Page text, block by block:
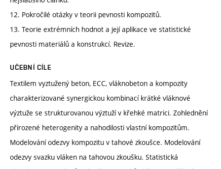
12. Pokročilé otázky v teorii pevnosti kompozitů.
13. Teorie extrémních hodnot a její aplikace ve statistické
pevnosti materiálů a konstrukcí. Revize.
UČEBNÍ CÍLE
Textilem vyztužený beton, ECC, vláknobeton a kompozity
charakterizované synergickou kombinací krátké vláknové
výztuže se strukturovanou výztuží v křehké matrici. Zohlednění
přirozené heterogenity a nahodilosti vlastní kompozitům.
Modelování odezvy kompozitu v tahové zkoušce. Modelování
odezvy svazku vláken na tahovou zkoušku. Statistická